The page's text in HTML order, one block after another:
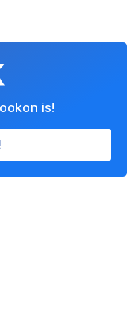
is!